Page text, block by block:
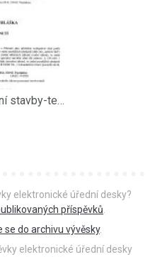
povolení užívání stavby-tech.obnova vodo¨vodu Přelouč, řad B - str.1
elektronické úřední desky?
příspěvků
se do archivu vývěsky.
elektronické úřední desky